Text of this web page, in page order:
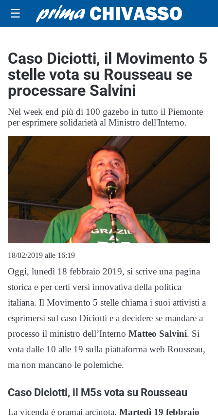
☰
Caso Diciotti, il Movimento 5
stelle vota su Rousseau se
processare Salvini
Nel week end più di 100 gazebo in tutto il Piemonte
per esprimere solidarietà al Ministro dell'Interno.
18/02/2019 alle 16:19
Oggi, lunedì 18 febbraio 2019, si scrive una pagina
storica e per certi versi innovativa della politica
italiana. Il Movimento 5 stelle chiama i suoi attivisti a
esprimersi sul caso Diciotti e a decidere se mandare a
processo il ministro dell’Interno Matteo Salvini. Si
vota dalle 10 alle 19 sulla piattaforma web Rousseau,
ma non mancano le polemiche.
Caso Diciotti, il M5s vota su Rousseau
La vicenda è oramai arcinota. Martedì 19 febbraio